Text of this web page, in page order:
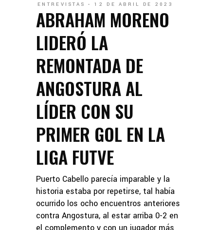
ENTREVISTAS 12 DE ABRIL DE 2023
ABRAHAM MORENO
LIDERÓ LA
REMONTADA DE
ANGOSTURA AL
LÍDER CON SU
PRIMER GOL EN LA
LIGA FUTVE
Puerto Cabello parecía imparable y la
historia estaba por repetirse, tal había
ocurrido los ocho encuentros anteriores
contra Angostura, al estar arriba 0-2 en
el complemento y con un jugador más